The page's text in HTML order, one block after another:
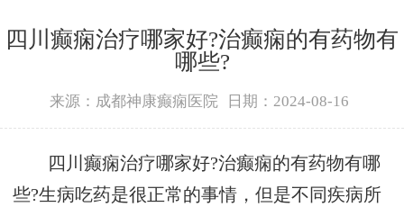
四川癫痫治疗哪家好?治癫痫的有药物有
哪些?
来源：成都神康癫痫医院 日期：2024-08-16
四川癫痫治疗哪家好?治癫痫的有药物有哪
些?生病吃药是很正常的事情，但是不同疾病所